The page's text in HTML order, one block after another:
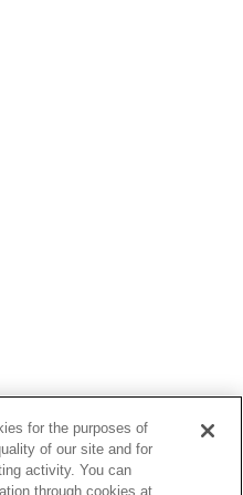
ンション等
for the purposes of
of our site and for
activity. You can
through cookies at